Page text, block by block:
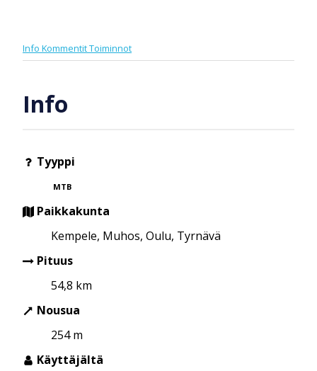
Info KommentitToiminnot
Info
Tyyppi
MTB
Paikkakunta
Kempele, Muhos, Oulu, Tyrnävä
Pituus
54,8 km
Nousua
254 m
Käyttäjältä